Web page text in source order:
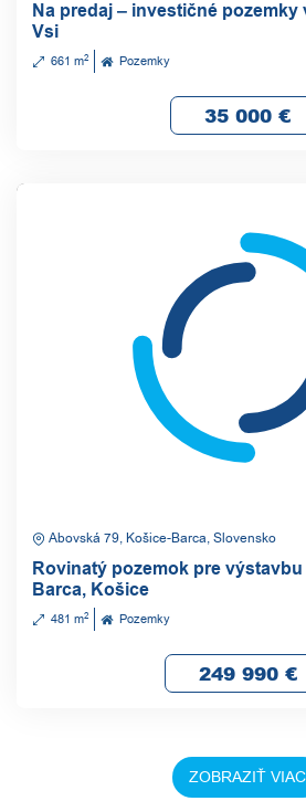
Na predaj – investičné
Vsi
661 m2 Pozemky
35 000 €
Abovská 79, Košice-Barca, Slovensko
Rovinatý pozemok pre
Barca, Košice
481 m2 Pozemky
249 990 €
ZOBRAZIŤ VIAC